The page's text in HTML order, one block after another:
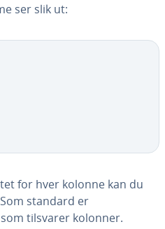
ser slik ut:
for hver kolonne kan du
standard er
tilsvarer kolonner.